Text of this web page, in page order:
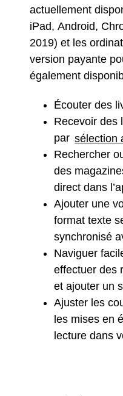
actuellement
iPad, Android,
2019) et les
version payante
également
Écouter des
Recevoir des
par sélection
Rechercher
des
direct dans
Ajouter une
format texte
synchronisé
Naviguer
effectuer des
et ajouter un
Ajuster les
les mises en
lecture dans